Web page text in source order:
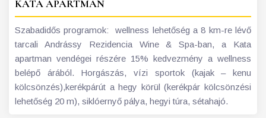
KATA APARTMAN
Szabadidős programok: wellness lehetőség a 8 km-re lévő
tarcali Andrássy Rezidencia Wine & Spa-ban, a Kata
apartman vendégei részére 15% kedvezmény a wellness
belépő árából. Horgászás, vízi sportok (kajak – kenu
kölcsönzés),kerékpárút a hegy körül (kerékpár kölcsönzési
lehetőség 20 m), siklóernyő pálya, hegyi túra, sétahajó.